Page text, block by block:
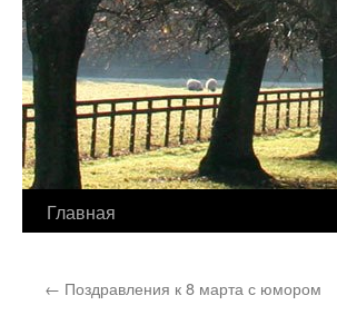
Главная
← Поздравления к 8 марта с юмором